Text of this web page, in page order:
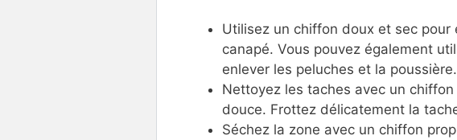
Utilisez un chiffon doux et sec
canapé. Vous pouvez également
enlever les peluches et la poussière.
Nettoyez les taches avec un
douce. Frottez délicatement la
Séchez la zone avec un chiffon